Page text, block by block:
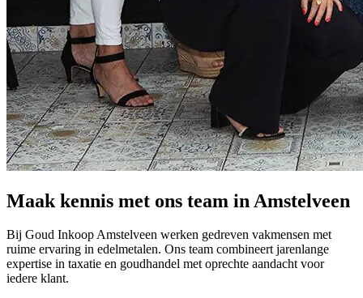
Maak kennis met ons team in Amstelveen
Bij Goud Inkoop Amstelveen werken gedreven vakmensen met
ruime ervaring in edelmetalen. Ons team combineert jarenlange
expertise in taxatie en goudhandel met oprechte aandacht voor
iedere klant.